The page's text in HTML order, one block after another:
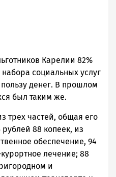
Карелии 82%
социальных услуг
денег. В прошлом
был таким же.
трех частей, общая его
рублей 88 копеек, из
обеспечение, 94
лечение; 88
и